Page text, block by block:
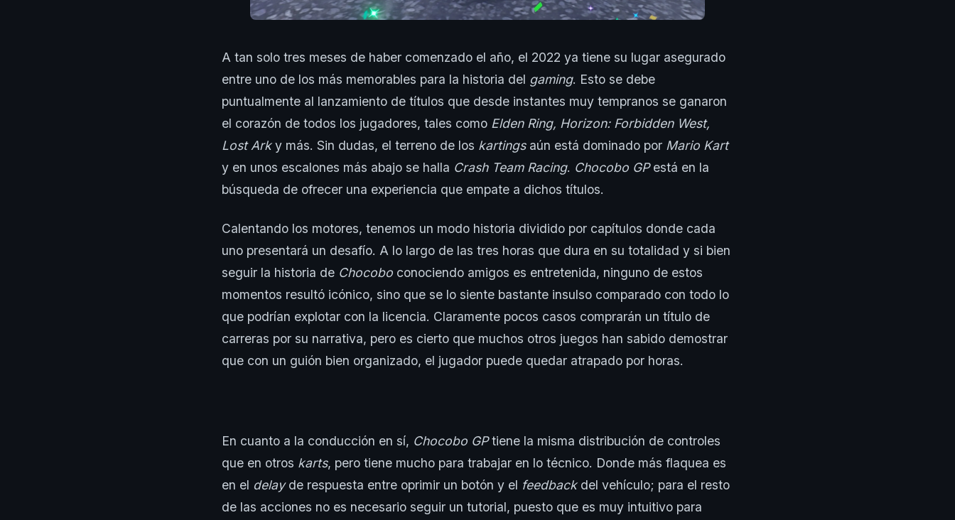
A tan solo tres meses de haber comenzado el año, el 2022 ya tiene su lugar asegurado
entre uno de los más memorables para la historia del gaming. Esto se debe
puntualmente al lanzamiento de títulos que desde instantes muy tempranos se ganaron
el corazón de todos los jugadores, tales como Elden Ring, Horizon: Forbidden West,
Lost Arky más. Sin dudas, el terreno de los kartingsaún está dominado por Mario Kart
y en unos escalones más abajo se halla Crash Team Racing. Chocobo GPestá en la
búsqueda de ofrecer una experiencia que empate a dichos títulos.
Calentando los motores, tenemos un modo historia dividido por capítulos donde cada
uno presentará un desafío. A lo largo de las tres horas que dura en su totalidad y si bien
seguir la historia de Chocobo conociendo amigos es entretenida, ninguno de estos
momentos resultó icónico, sino que se lo siente bastante insulso comparado con todo lo
que podrían explotar con la licencia. Claramente pocos casos comprarán un título de
carreras por su narrativa, pero es cierto que muchos otros juegos han sabido demostrar
que con un guión bien organizado, el jugador puede quedar atrapado por horas.
En cuanto a la conducción en sí, Chocobo GPtiene la misma distribución de controles
que en otros karts, pero tiene mucho para trabajar en lo técnico. Donde más flaquea es
en el delayde respuesta entre oprimir un botón y el feedback del vehículo; para el resto
de las acciones no es necesario seguir un tutorial, puesto que es muy intuitivo para